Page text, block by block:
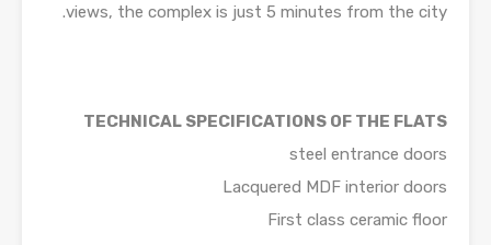
views, the complex is just 5 minutes from the city.
TECHNICAL SPECIFICATIONS OF THE FLATS
steel entrance doors
Lacquered MDF interior doors
First class ceramic floor